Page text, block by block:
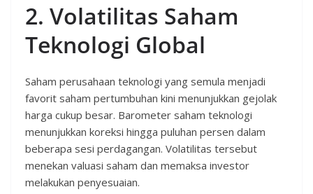
2. Volatilitas Saham
Teknologi Global
Saham perusahaan teknologi yang semula menjadi
favorit saham pertumbuhan kini menunjukkan gejolak
harga cukup besar. Barometer saham teknologi
menunjukkan koreksi hingga puluhan persen dalam
beberapa sesi perdagangan. Volatilitas tersebut
menekan valuasi saham dan memaksa investor
melakukan penyesuaian.